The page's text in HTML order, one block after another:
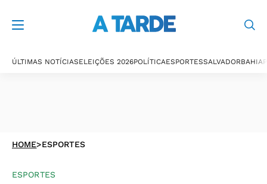
ÚLTIMAS NOTÍCIASELEIÇÕES 2026POLÍTICAESPORTESSALVADORBAHIA
HOME>ESPORTES
ESPORTES